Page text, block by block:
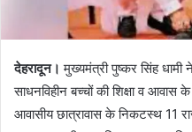
देहरादून। मुख्यमंत्री पुष्कर सिंह
साधनविहीन बच्चों की शिक्षा व
आवासीय छात्रावास के निकटस्थ 11